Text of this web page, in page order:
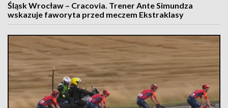
Śląsk Wrocław – Cracovia. Trener Ante Simundza
wskazuje faworyta przed meczem Ekstraklasy